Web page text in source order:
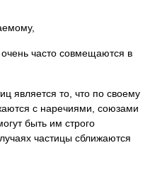
часто совмещаются в
является то, что по своему
с наречиями, союзами
быть им строго
частицы сближаются